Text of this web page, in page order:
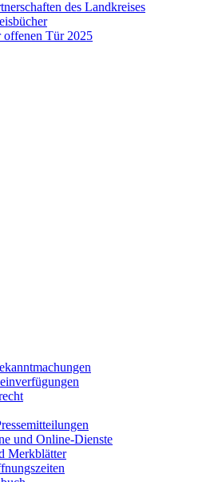
des Landkreises
offenen Tür 2025
und Online-Dienste
Merkblätter